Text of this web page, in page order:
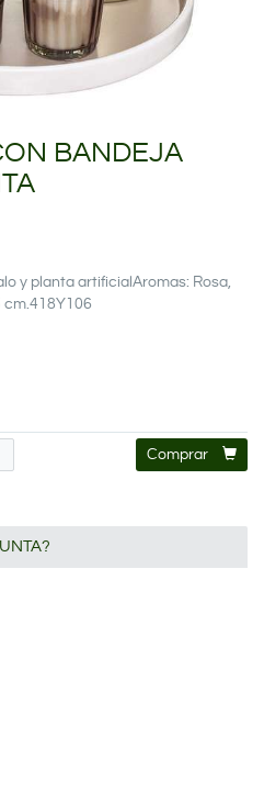
BANDEJA
y planta artificialAromas: Rosa,
cm.418Y106
Comprar